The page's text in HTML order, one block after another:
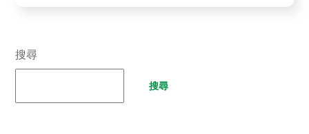
搜尋
搜尋